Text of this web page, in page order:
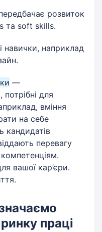
розвиток
та soft skills.
навички, наприклад
—
потрібні для
вміння
на себе
кандидатів
перевагу
вашої кар’єри.
праці